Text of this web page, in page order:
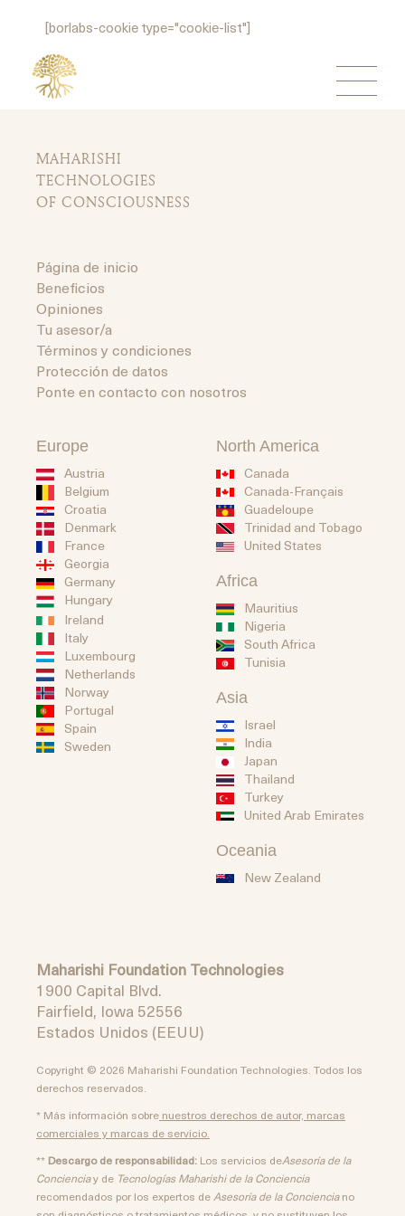
[borlabs-cookie type="cookie-list"]
MAHARISHI
TECHNOLOGIES
OF CONSCIOUSNESS
Página de inicio
Beneficios
Opiniones
Tu asesor/a
Términos y condiciones
Protección de datos
Ponte en contacto con nosotros
Europe
Austria
Belgium
Croatia
Denmark
France
Georgia
Germany
Hungary
Ireland
Italy
Luxembourg
Netherlands
Norway
Portugal
Spain
Sweden
North America
Canada
Canada-Français
Guadeloupe
Trinidad and Tobago
United States
Africa
Mauritius
Nigeria
South Africa
Tunisia
Asia
Israel
India
Japan
Thailand
Turkey
United Arab Emirates
Oceania
New Zealand
Maharishi Foundation Technologies
1900 Capital Blvd.
Fairfield, Iowa 52556
Estados Unidos (EEUU)
Copyright © 2026 Maharishi Foundation Technologies. Todos los
derechos reservados.
* Más información sobre nuestros derechos de autor, marcas
comerciales y marcas de servicio.
** Descargo de responsabilidad: Los servicios deAsesoría de la
Concienciay de Tecnologías Maharishi de la Conciencia
recomendados por los expertos deAsesoría de la Concienciano